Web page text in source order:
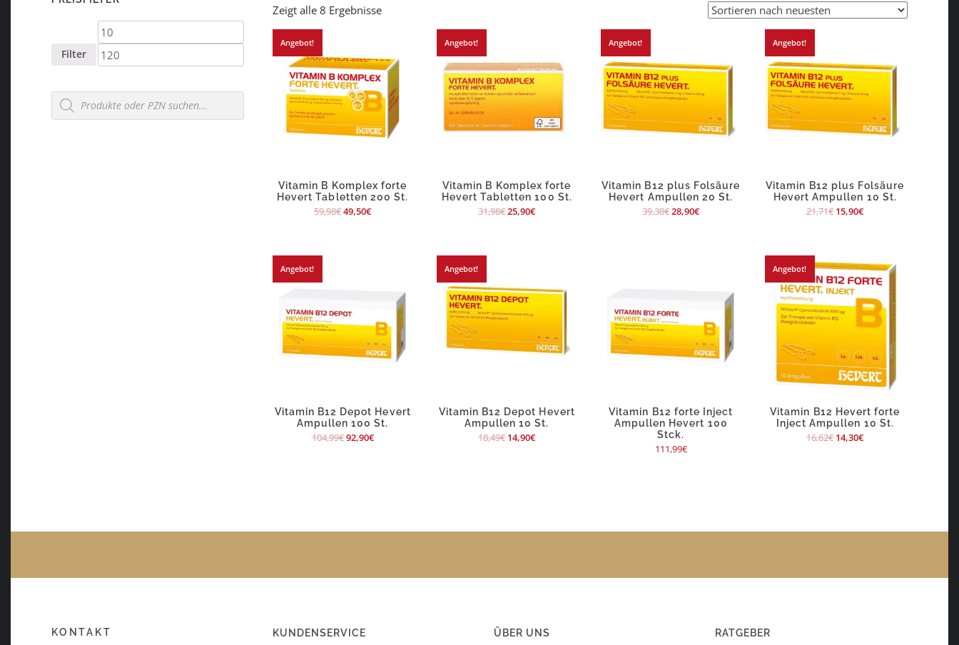
Zeigt alle 8 Ergebnisse
Angebot!
Vitamin B Komplex forte
Hevert Tabletten 200 St.
59,98€49,50€
Angebot!
Vitamin B Komplex forte
Hevert Tabletten 100 St.
31,98€25,90€
Angebot!
Vitamin B12 plus Folsäure
Hevert Ampullen 20 St.
39,38€28,90€
Angebot!
Vitamin B12 plus Folsäure
Hevert Ampullen 10 St.
21,71€ 15,90€
Angebot!
Vitamin B12 Depot Hevert
Ampullen 100 St.
104,99€92,90€
Angebot!
Vitamin B12 Depot Hevert
Ampullen 10 St.
18,49€ 14,90€
Vitamin B12 forte Inject
Ampullen Hevert 100
Stck.
111,99€
Angebot!
Vitamin B12 Hevert forte
Inject Ampullen 10 St.
16,62€ 14,30€
Min.
Preis
Filter
Products
search
KONTAKT KUNDENSERVICE ÜBER UNS RATGEBER